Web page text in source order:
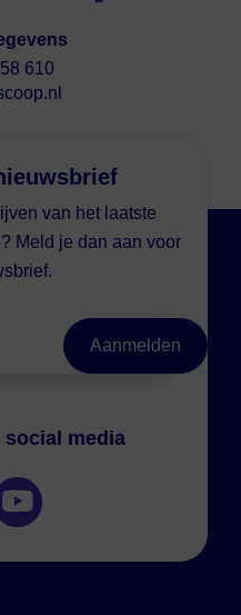
610
van het laatste
Meld je dan aan voor
media